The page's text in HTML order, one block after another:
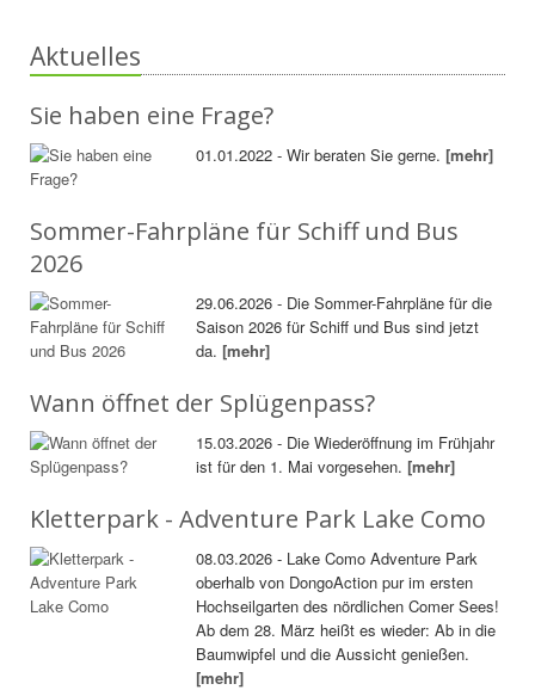
Aktuelles
Sie haben eine Frage?
01.01.2022 - Wir beraten Sie gerne.[mehr]
Sommer-Fahrpläne für Schiff und Bus
2026
29.06.2026 - Die Sommer-Fahrpläne für die
Saison 2026 für Schiff und Bus sind jetzt
da.[mehr]
Wann öffnet der Splügenpass?
15.03.2026 - Die Wiederöffnung im Frühjahr
ist für den 1. Mai vorgesehen.[mehr]
Kletterpark - Adventure Park Lake Como
08.03.2026 - Lake Como Adventure Park
oberhalb von DongoAction pur im ersten
Hochseilgarten des nördlichen Comer Sees!
Ab dem 28. März heißt es wieder: Ab in die
Baumwipfel und die Aussicht genießen.
[mehr]